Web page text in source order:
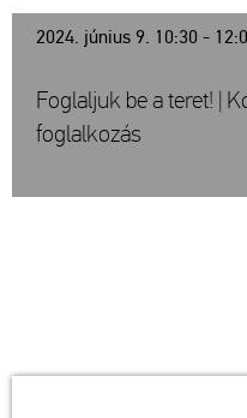
2024. június 9. 10:30 -
Foglaljuk be a teret! |
foglalkozás